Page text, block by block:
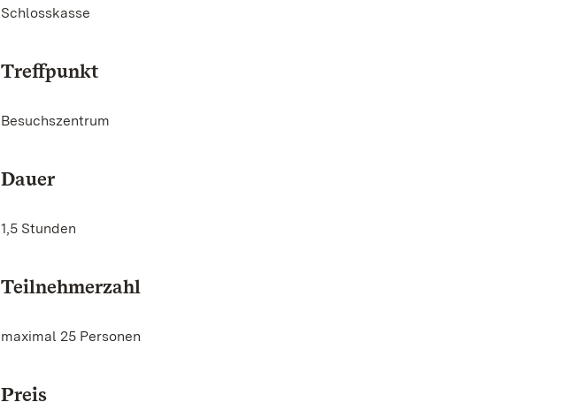
Schlosskasse
Treffpunkt
Besuchszentrum
Dauer
1,5 Stunden
Teilnehmerzahl
maximal 25 Personen
Preis